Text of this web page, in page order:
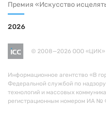
Премия «Искусство
2026
© 2008—2026 ООО «ЦИК»
Информационное агентство «В
Федеральной службой по
технологий и массовых
регистрационным номером ИА №